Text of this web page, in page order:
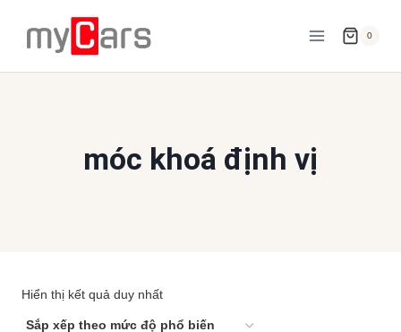
content
0
móc khoá định vị
Hiển thị kết quả duy nhất